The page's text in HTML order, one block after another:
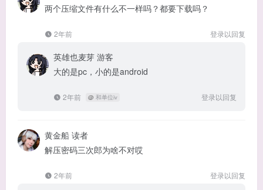
两个压缩文件有什么不一样吗？都要下载吗？
2年前 登录以回复
英雄也麦芽 游客
大的是pc，小的是android
2年前 @ 和单位iv 登录以回复
黄金船 读者
解压密码三次郎为啥不对哎
2年前 登录以回复